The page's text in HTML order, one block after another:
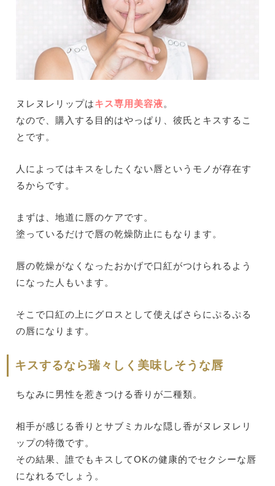
ヌレヌレリップはキス専用美容液。
なので、購入する目的はやっぱり、彼氏とキスするこ
とです。
人によってはキスをしたくない唇というモノが存在す
るからです。
まずは、地道に唇のケアです。
塗っているだけで唇の乾燥防止にもなります。
唇の乾燥がなくなったおかげで口紅がつけられるよう
になった人もいます。
そこで口紅の上にグロスとして使えばさらにぷるぷる
の唇になります。
キスするなら瑞々しく美味しそうな唇
ちなみに男性を惹きつける香りが二種類。
相手が感じる香りとサブミカルな隠し香がヌレヌレリ
ップの特徴です。
その結果、誰でもキスしてOKの健康的でセクシーな唇
になれるでしょう。